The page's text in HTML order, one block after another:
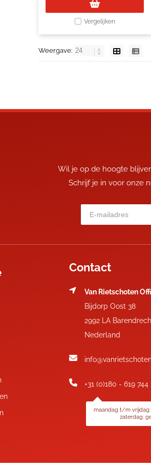
Vergelijken
Weergave:
Wil je op de hoogte
Schrijf je in voor onze
Contact
Van Rietschoten
Bijdorp Oost 38
2992 LA
Nederland
+31 (0)180 - 619 744
maandag t/m
zaterdag: